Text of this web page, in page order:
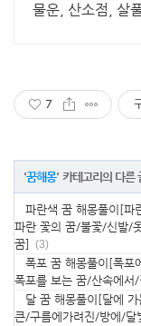
물운, 산소점, 살
7
'꿈해몽' 카테고리의 다른
파란색 꿈 해몽풀이[파
파란 꽃의 꿈/불꽃/신발/
꿈] (3)
폭포 꿈 해몽풀이[폭포
폭포를 보는 꿈/산속에서
달 꿈 해몽풀이[달에
큰/구름에가려진/방에/달